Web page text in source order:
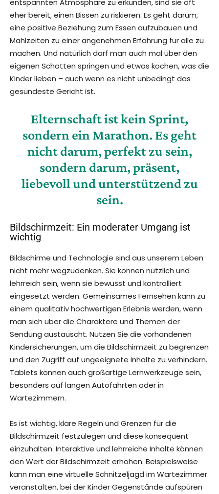
entspannten Atmosphäre zu erkunden, sind sie oft
eher bereit, einen Bissen zu riskieren. Es geht darum,
eine positive Beziehung zum Essen aufzubauen und
Mahlzeiten zu einer angenehmen Erfahrung für alle zu
machen. Und natürlich darf man auch mal über den
eigenen Schatten springen und etwas kochen, was die
Kinder lieben – auch wenn es nicht unbedingt das
gesündeste Gericht ist.
Elternschaft ist kein Sprint,
sondern ein Marathon. Es geht
nicht darum, perfekt zu sein,
sondern darum, präsent,
liebevoll und unterstützend zu
sein.
Bildschirmzeit: Ein moderater Umgang ist
wichtig
Bildschirme und Technologie sind aus unserem Leben
nicht mehr wegzudenken. Sie können nützlich und
lehrreich sein, wenn sie bewusst und kontrolliert
eingesetzt werden. Gemeinsames Fernsehen kann zu
einem qualitativ hochwertigen Erlebnis werden, wenn
man sich über die Charaktere und Themen der
Sendung austauscht. Nutzen Sie die vorhandenen
Kindersicherungen, um die Bildschirmzeit zu begrenzen
und den Zugriff auf ungeeignete Inhalte zu verhindern.
Tablets können auch großartige Lernwerkzeuge sein,
besonders auf langen Autofahrten oder in
Wartezimmern.
Es ist wichtig, klare Regeln und Grenzen für die
Bildschirmzeit festzulegen und diese konsequent
einzuhalten. Interaktive und lehrreiche Inhalte können
den Wert der Bildschirmzeit erhöhen. Beispielsweise
kann man eine virtuelle Schnitzeljagd im Wartezimmer
veranstalten, bei der Kinder Gegenstände aufspüren